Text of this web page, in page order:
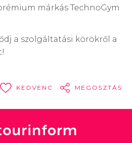
márkás TechnoGym
a szolgáltatási körökről a
KEDVENC MEGOSZTÁS